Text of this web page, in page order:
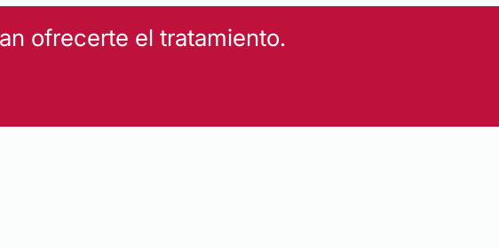
ofrecerte el tratamiento.